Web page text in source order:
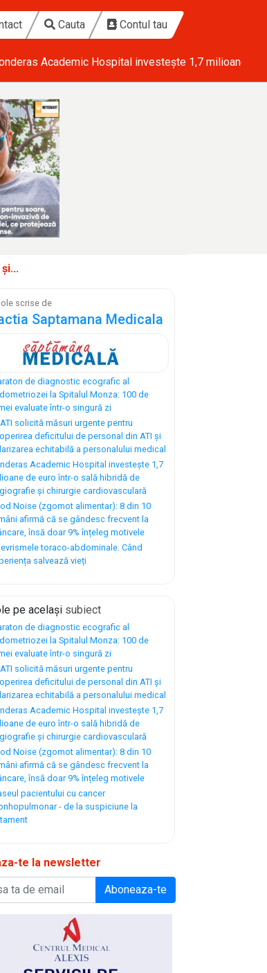
Cauta Contul tau
Academic Hospital investește 1,7 milioane
scrise de
Saptamana Medicala
de diagnostic ecografic al
la Spitalul Monza: 100 de
evaluate într-o singură zi
solicită măsuri urgente pentru
deficitului de personal din ATI și
echitabilă a personalului medical
Academic Hospital investește 1,7
de euro într-o sală hibridă de
și chirurgie cardiovasculară
Noise (zgomot alimentar): 8 din 10
afirmă că se gândesc frecvent la
însă doar 9% înțeleg motivele
toraco-abdominale. Când
salvează vieți
pe același subiect
de diagnostic ecografic al
la Spitalul Monza: 100 de
evaluate într-o singură zi
solicită măsuri urgente pentru
deficitului de personal din ATI și
echitabilă a personalului medical
Academic Hospital investește 1,7
de euro într-o sală hibridă de
și chirurgie cardiovasculară
Noise (zgomot alimentar): 8 din 10
afirmă că se gândesc frecvent la
însă doar 9% înțeleg motivele
pacientului cu cancer
- de la suspiciune la
te la newsletter
Aboneaza-te